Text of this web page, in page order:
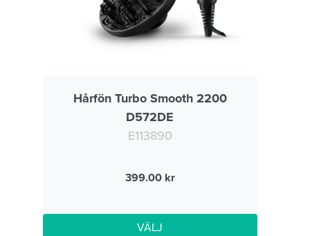
Hårfön Turbo Smooth 2200
D572DE
E113890
399.00
VÄLJ